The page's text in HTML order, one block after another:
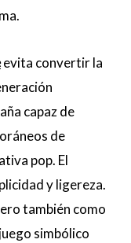
evita convertir la
capaz de
de
pop. El
y ligereza.
también como
simbólico